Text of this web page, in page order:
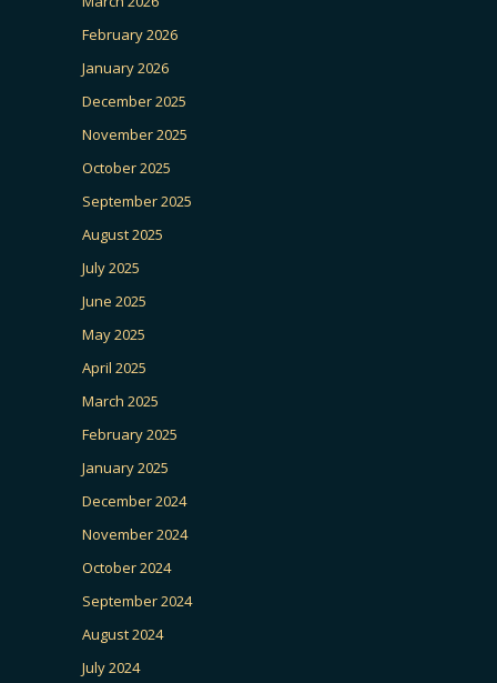
February 2026
January 2026
December 2025
November 2025
October 2025
September 2025
August 2025
July 2025
June 2025
May 2025
April 2025
March 2025
February 2025
January 2025
December 2024
November 2024
October 2024
September 2024
August 2024
July 2024